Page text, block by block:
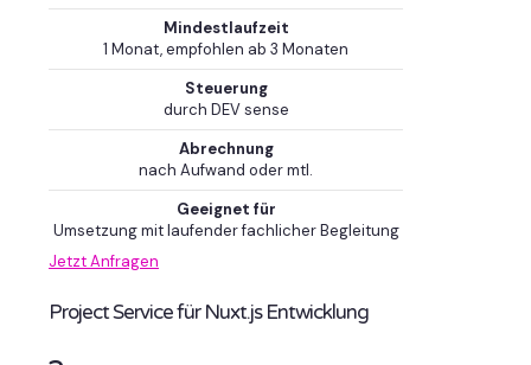
Mindestlaufzeit
1 Monat, empfohlen ab 3 Monaten
Steuerung
durch DEV sense
Abrechnung
nach Aufwand oder mtl.
Geeignet für
Umsetzung mit laufender fachlicher Begleitung
Jetzt Anfragen
Project Service für Nuxt.js Entwicklung